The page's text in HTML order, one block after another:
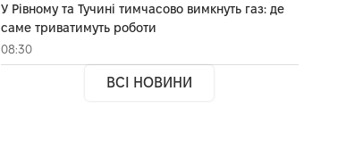
У Рівному та Тучині тимчасово вимкнуть газ: де
саме триватимуть роботи
08:30
ВСІ НОВИНИ